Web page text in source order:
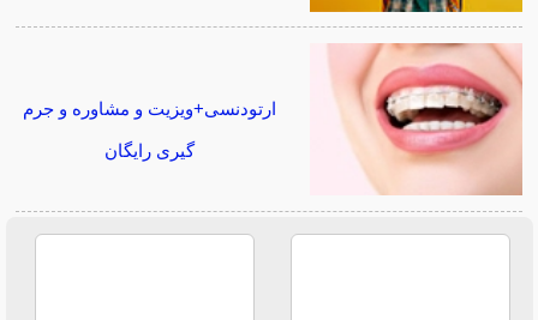
ارتودنسی+ویزیت و مشاوره و جرم
گیری رایگان